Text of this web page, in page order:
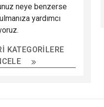
neye benzerse
yardımcı
KATEGORILERE